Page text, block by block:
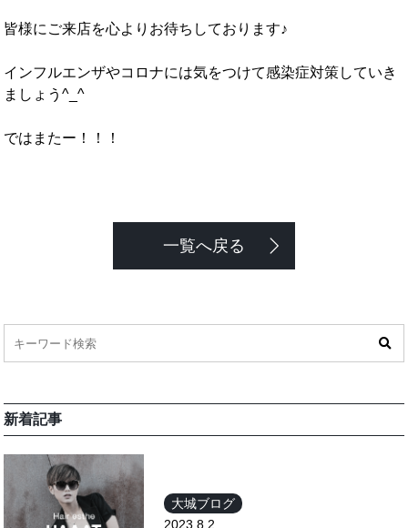
皆様にご来店を心よりお待ちしております♪
インフルエンザやコロナには気をつけて感染症対策していき
ましょう^_^
ではまたー！！！
一覧へ戻る
新着記事
大城ブログ
2023.8.2